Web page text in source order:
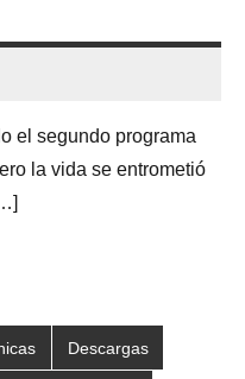
el segundo programa
la vida se entrometió
Descargas